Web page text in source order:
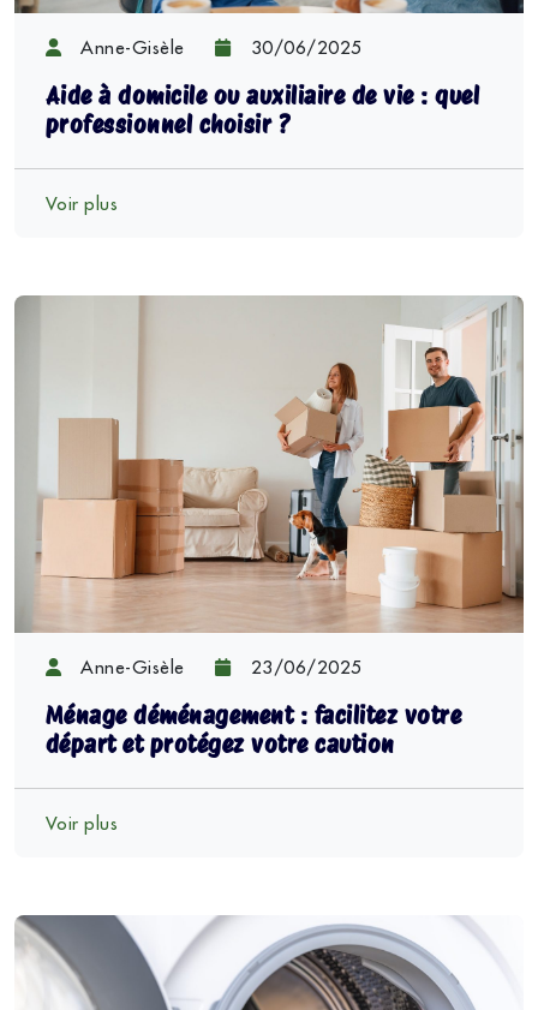
Anne-Gisèle 30/06/2025
Aide à domicile ou auxiliaire de vie : quel
professionnel choisir ?
Voir plus
Anne-Gisèle 23/06/2025
Ménage déménagement : facilitez votre
départ et protégez votre caution
Voir plus